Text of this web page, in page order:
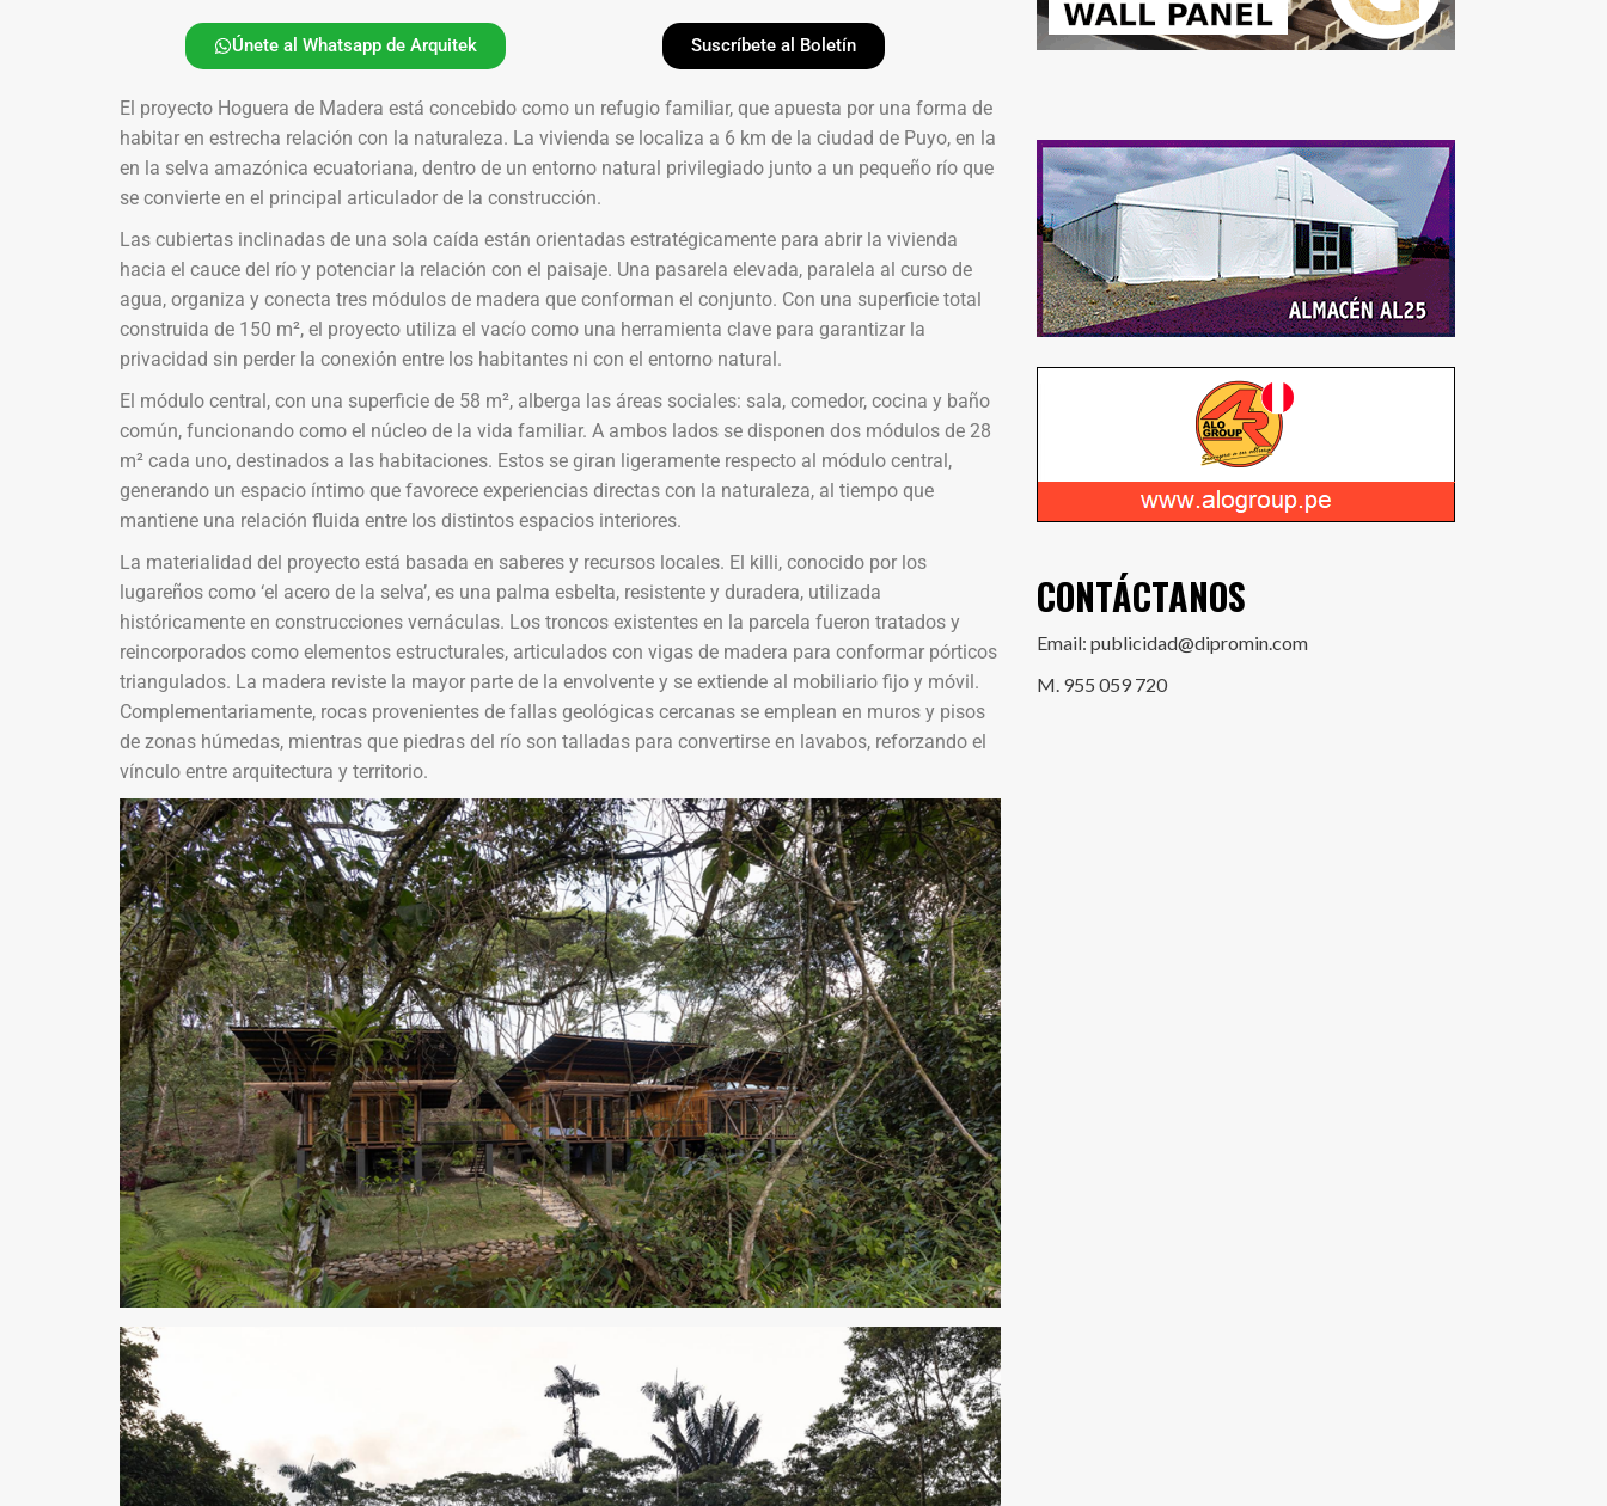
Únete al Whatsapp de Arquitek Suscríbete al Boletín
El proyecto Hoguera de Madera está concebido como un refugio familiar, que apuesta por una forma de
habitar en estrecha relación con la naturaleza. La vivienda se localiza a 6 km de la ciudad de Puyo, en la
en la selva amazónica ecuatoriana, dentro de un entorno natural privilegiado junto a un pequeño río que
se convierte en el principal articulador de la construcción.
Las cubiertas inclinadas de una sola caída están orientadas estratégicamente para abrir la vivienda
hacia el cauce del río y potenciar la relación con el paisaje. Una pasarela elevada, paralela al curso de
agua, organiza y conecta tres módulos de madera que conforman el conjunto. Con una superficie total
construida de 150 m², el proyecto utiliza el vacío como una herramienta clave para garantizar la
privacidad sin perder la conexión entre los habitantes ni con el entorno natural.
El módulo central, con una superficie de 58 m², alberga las áreas sociales: sala, comedor, cocina y baño
común, funcionando como el núcleo de la vida familiar. A ambos lados se disponen dos módulos de 28
m² cada uno, destinados a las habitaciones. Estos se giran ligeramente respecto al módulo central,
generando un espacio íntimo que favorece experiencias directas con la naturaleza, al tiempo que
mantiene una relación fluida entre los distintos espacios interiores.
La materialidad del proyecto está basada en saberes y recursos locales. El killi, conocido por los
lugareños como ‘el acero de la selva’, es una palma esbelta, resistente y duradera, utilizada
históricamente en construcciones vernáculas. Los troncos existentes en la parcela fueron tratados y
reincorporados como elementos estructurales, articulados con vigas de madera para conformar pórticos
triangulados. La madera reviste la mayor parte de la envolvente y se extiende al mobiliario fijo y móvil.
Complementariamente, rocas provenientes de fallas geológicas cercanas se emplean en muros y pisos
de zonas húmedas, mientras que piedras del río son talladas para convertirse en lavabos, reforzando el
vínculo entre arquitectura y territorio.
CONTÁCTANOS
Email: publicidad@dipromin.com
M. 955 059 720